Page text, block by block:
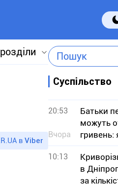
Пошук
в Viber
Суспільство
20:53
Вчора
Батьки
можуть
10:13
в
за